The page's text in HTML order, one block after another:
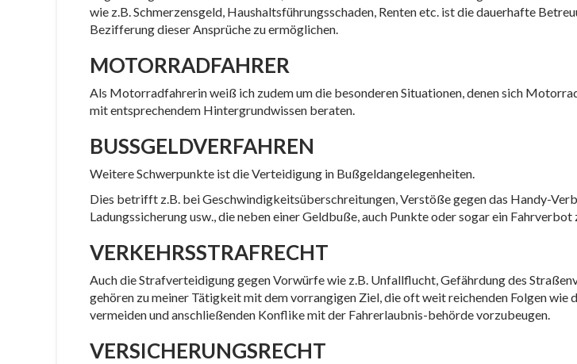
wie z.B. Schmerzensgeld, Haushaltsführungsschaden, Renten etc. ist die dauerhafte
Bezifferung dieser Ansprüche zu ermöglichen.
MOTORRADFAHRER
Als Motorradfahrerin weiß ich zudem um die besonderen Situationen, denen sich
mit entsprechendem Hintergrundwissen beraten.
BUSSGELDVERFAHREN
Weitere Schwerpunkte ist die Verteidigung in Bußgeldangelegenheiten.
Dies betrifft z.B. bei Geschwindigkeitsüberschreitungen, Verstöße gegen das Handy-
Ladungssicherung usw., die neben einer Geldbuße, auch Punkte oder sogar ein Fahrverbot
VERKEHRSSTRAFRECHT
Auch die Strafverteidigung gegen Vorwürfe wie z.B. Unfallflucht, Gefährdung des
gehören zu meiner Tätigkeit mit dem vorrangigen Ziel, die oft weit reichenden Folgen wie
vermeiden und anschließenden Konflike mit der Fahrerlaubnis-behörde vorzubeugen.
VERSICHERUNGSRECHT